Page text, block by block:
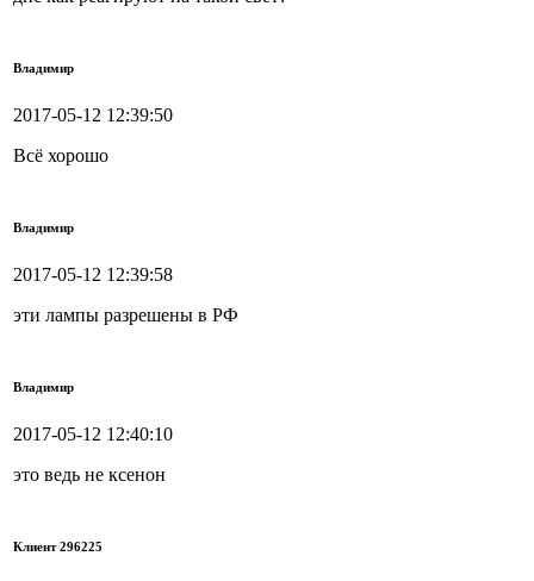
Владимир
2017-05-12 12:39:50
Всё хорошо
Владимир
2017-05-12 12:39:58
эти лампы разрешены в РФ
Владимир
2017-05-12 12:40:10
это ведь не ксенон
Клиент 296225